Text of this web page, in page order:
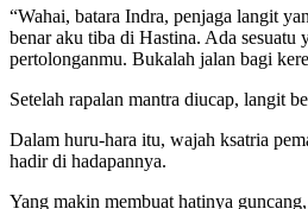
“Wahai, batara Indra, penjaga langit
benar aku tiba di Hastina. Ada
pertolonganmu. Bukalah jalan bagi
Setelah rapalan mantra diucap, langit
Dalam huru-hara itu, wajah ksatria
hadir di hadapannya.
Yang makin membuat hatinya